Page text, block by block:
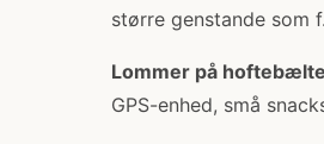
større genstande som
Lommer på
GPS-enhed, små